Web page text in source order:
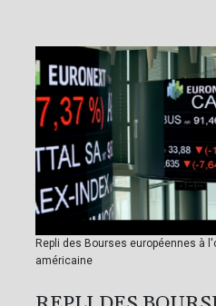
Repli des Bourses européennes à
américaine